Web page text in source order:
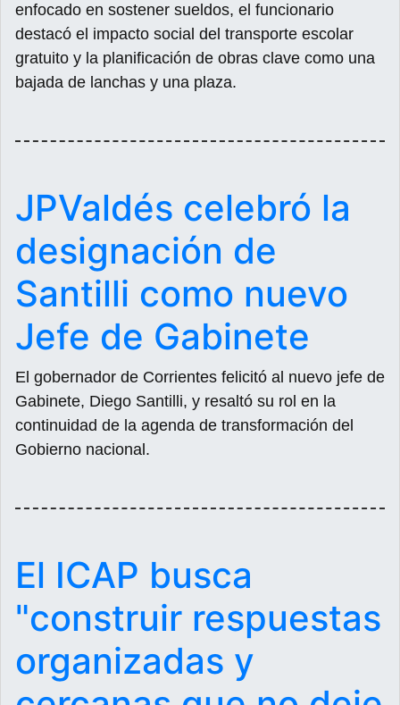
enfocado en sostener sueldos, el funcionario
destacó el impacto social del transporte escolar
gratuito y la planificación de obras clave como una
bajada de lanchas y una plaza.
JPValdés celebró la
designación de
Santilli como nuevo
Jefe de Gabinete
El gobernador de Corrientes felicitó al nuevo jefe de
Gabinete, Diego Santilli, y resaltó su rol en la
continuidad de la agenda de transformación del
Gobierno nacional.
El ICAP busca
"construir respuestas
organizadas y